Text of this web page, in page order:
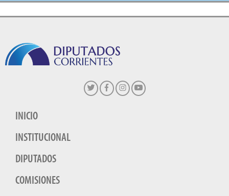
INICIO
INSTITUCIONAL
DIPUTADOS
COMISIONES